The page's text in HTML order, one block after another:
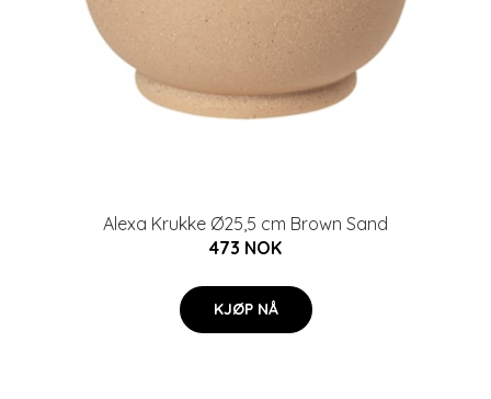
Alexa Krukke Ø25,5 cm Brown Sand
473 NOK
KJØP NÅ